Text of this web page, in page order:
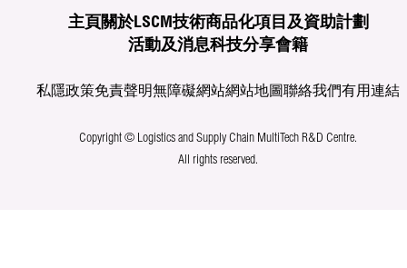
主頁 關於LSCM技術商品化項目及資助計劃
活動及消息科技分享會籍
私隱政策免責聲明無障礙網站網站地圖聯絡我們有用連結
Copyright © Logistics and Supply Chain MultiTech R&D Centre.
All rights reserved.